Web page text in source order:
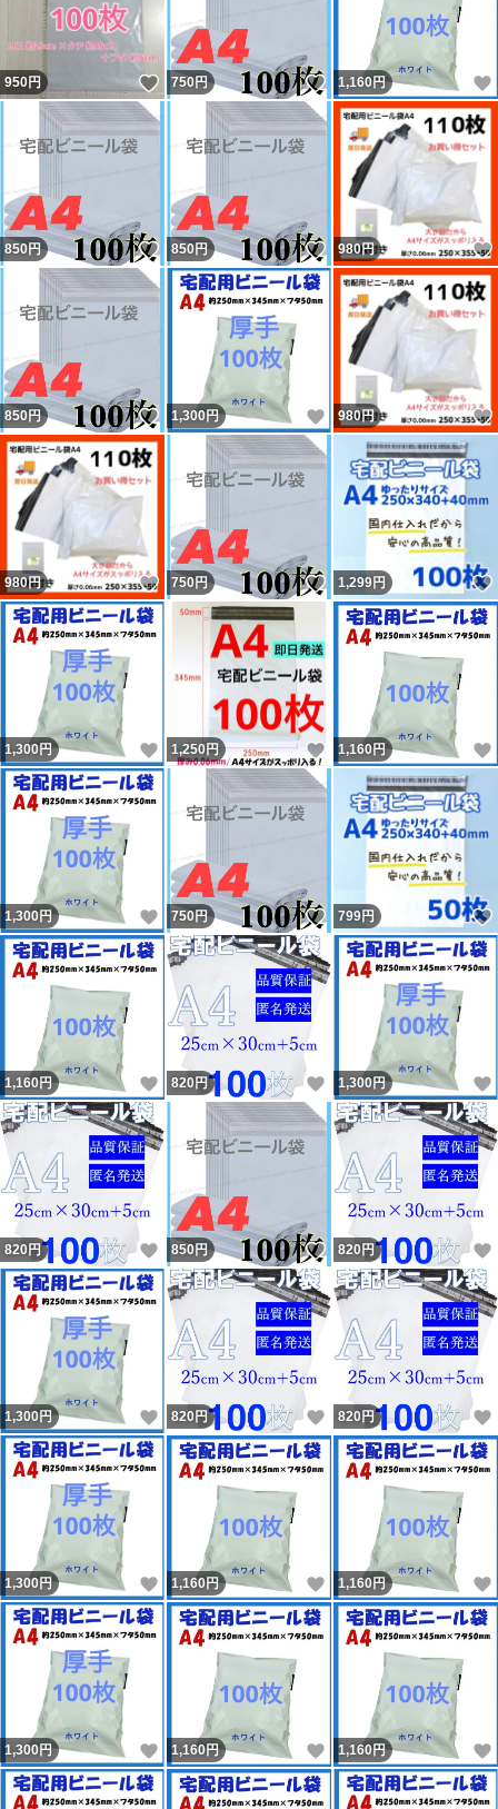
950円 いいね！
750円 いいね！
1,160円
850円 いいね！
850円 いいね！
980円
850円 いいね！
1,300円 いいね！
980円
980円 いいね！
750円 いいね！
1,299円
1,300円 いいね！
1,250 円 いいね！
1,160円
1,300円 いいね！
750円 いいね！
799円
1,160円 いいね！
820円 いいね！
1,300円
820円 いいね！
850円 いいね！
820円
1,300円 いいね！
820円 いいね！
820円
1,300円 いいね！
1,160円 いいね！
1,160円
1,300円 いいね！
1,160円 いいね！
1,160円